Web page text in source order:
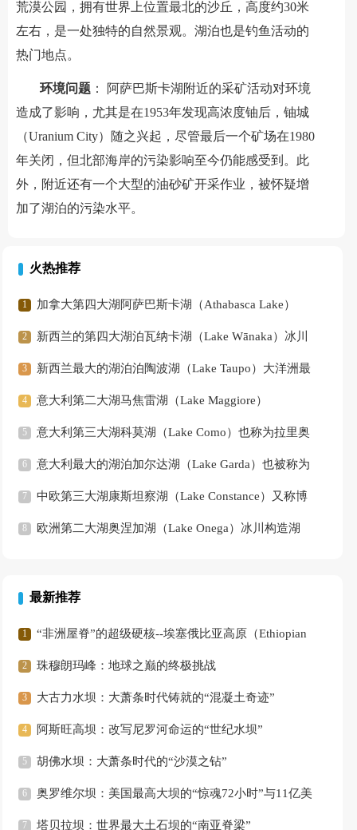
荒漠公园，拥有世界上位置最北的沙丘，高度约30米
左右，是一处独特的自然景观。湖泊也是钓鱼活动的
热门地点。
环境问题 ： 阿萨巴斯卡湖附近的采矿活动对环境
造成了影响，尤其是在1953年发现高浓度铀后，铀城
（Uranium City）随之兴起，尽管最后一个矿场在1980
年关闭，但北部海岸的污染影响至今仍能感受到。此
外，附近还有一个大型的油砂矿开采作业，被怀疑增
加了湖泊的污染水平。
火热推荐
加拿大第四大湖阿萨巴斯卡湖（Athabasca Lake）
新西兰的第四大湖泊瓦纳卡湖（Lake Wānaka）冰川
堰塞湖新西兰最大的湖泊泊陶波湖（Lake Taupo）大洋洲最
大的淡水湖
意大利第二大湖马焦雷湖（Lake Maggiore）
意大利第三大湖科莫湖（Lake Como）也称为拉里奥
（Lago di Como）或拉里奥湖
意大利最大的湖泊加尔达湖（Lake Garda）也被称为
Lago di Garda
中欧第三大湖康斯坦察湖（Lake Constance）又称博
登湖（Bodensee）
欧洲第二大湖奥涅加湖（Lake Onega）冰川构造湖
最新推荐
“非洲屋脊”的超级硬核--埃塞俄比亚高原（Ethiopian
Highlands）
珠穆朗玛峰：地球之巅的终极挑战
大古力水坝：大萧条时代铸就的“混凝土奇迹”
阿斯旺高坝：改写尼罗河命运的“世纪水坝”
胡佛水坝：大萧条时代的“沙漠之钻”
奥罗维尔坝：美国最高大坝的“惊魂72小时”与11亿美
元重生塔贝拉坝：世界最大土石坝的“南亚脊梁”